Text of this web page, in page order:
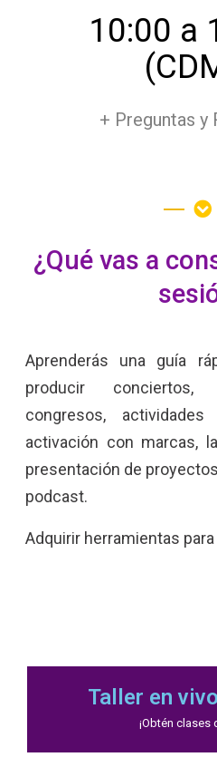
10:00 a
+ Preguntas y
¿Qué vas a
Aprenderás una guía
producir conciertos,
congresos,
activación con marcas,
presentación de
podcast.
Adquirir herramientas
Taller en
¡Obtén clases